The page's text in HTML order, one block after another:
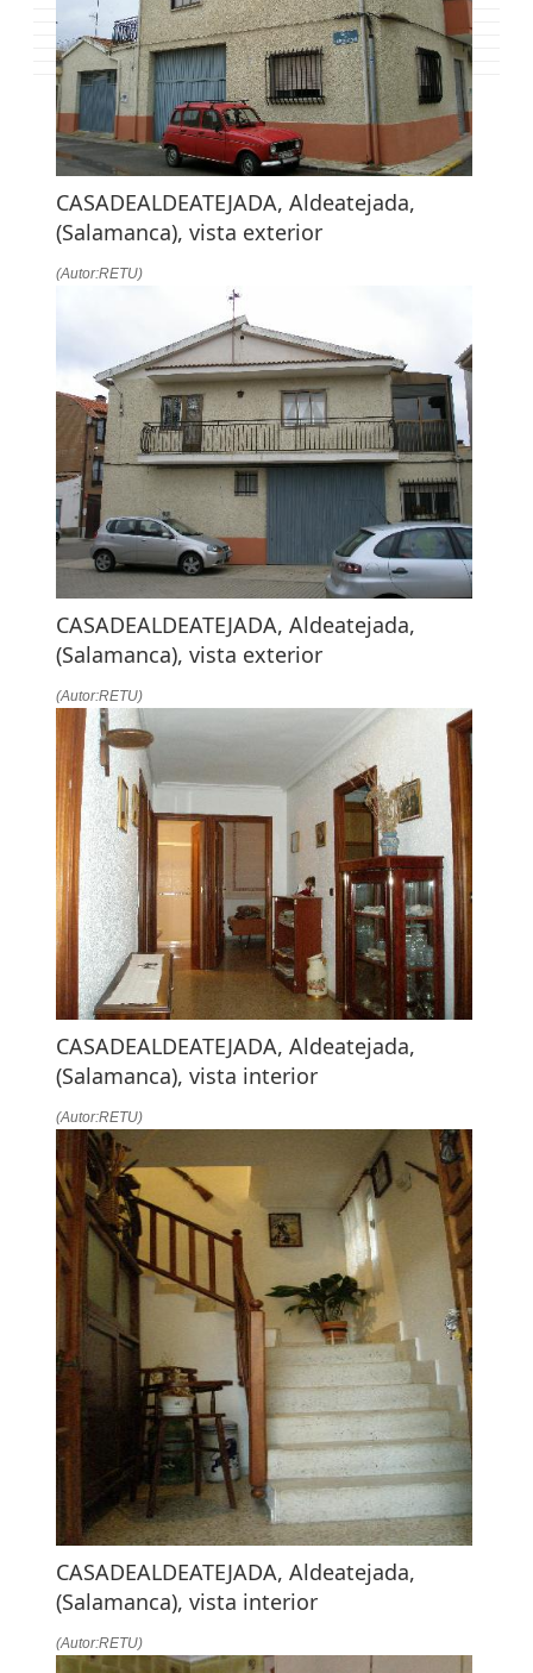
CASADEALDEATEJADA, Aldeatejada,
(Salamanca), vista exterior
(Autor:RETU)
CASADEALDEATEJADA, Aldeatejada,
(Salamanca), vista exterior
(Autor:RETU)
CASADEALDEATEJADA, Aldeatejada,
(Salamanca), vista interior
(Autor:RETU)
CASADEALDEATEJADA, Aldeatejada,
(Salamanca), vista interior
(Autor:RETU)